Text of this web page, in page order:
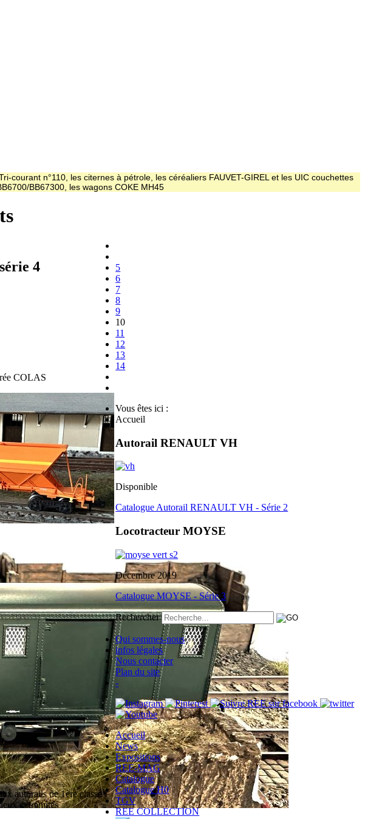
courant n°110, les citernes à pétrole, les céréaliers FAUVET-GIREL et les UIC couchettes
BB67300, les wagons COKE MH45
4
COLAS
autorails de 1ère classe
extrémités
5
6
7
8
9
10
11
12
13
14
Vous êtes ici :
Accueil
Autorail RENAULT VH
Disponible
Catalogue Autorail RENAULT VH - Série 2
Locotracteur MOYSE
Décembre 2019
Catalogue MOYSE - Série 3
Rechercher
Qui sommes-nous
infos légales
Nous contacter
Plan du site
-
Accueil
News
Expositions
REE-MAG
Catalogue
Catalogue H0
TGV
REE COLLECTION